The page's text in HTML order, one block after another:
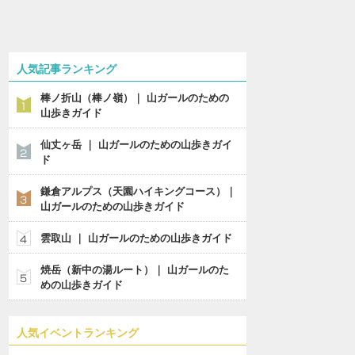
人気記事ランキング
棒ノ折山（棒ノ嶺）｜ 山ガールのための
山歩きガイド
仙丈ヶ岳 ｜ 山ガールのための山歩きガイ
ド
鎌倉アルプス（天園ハイキングコース）｜
山ガールのための山歩きガイド
雲取山 ｜ 山ガールのための山歩きガイド
焼岳（新中の湯ルート）｜ 山ガールのた
めの山歩きガイド
人気イベントランキング